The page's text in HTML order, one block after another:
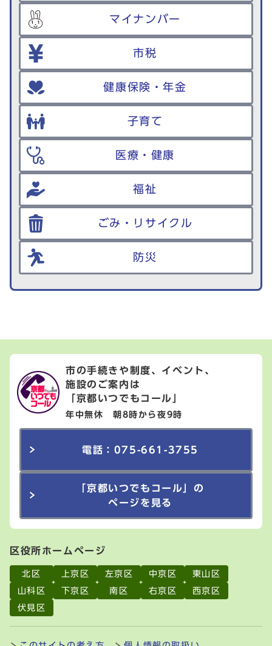
マイナンバー
市税
健康保険・年金
子育て
医療・健康
福祉
ごみ・リサイクル
防災
市の手続きや制度、イベント、
施設のご案内は
「京都いつでもコール」
年中無休 朝8時から夜9時
電話：075-661-3755
「京都いつでもコール」の
ページを見る
区役所ホームページ
北区 上京区 左京区 中京区
東山区
山科区
下京区 南区 右京区
西京区
伏見区